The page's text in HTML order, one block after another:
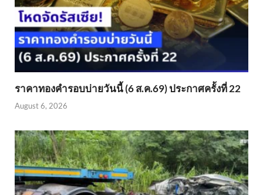
ราคาทองคำรอบบ่ายวันนี้ (6 ส.ค.69) ประกาศครั้งที่ 22
August 6, 2026